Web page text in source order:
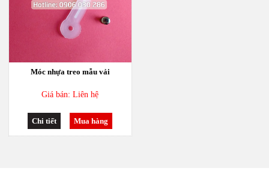
Móc nhựa treo mẫu vải
Giá bán: Liên hệ
Chi tiết Mua hàng